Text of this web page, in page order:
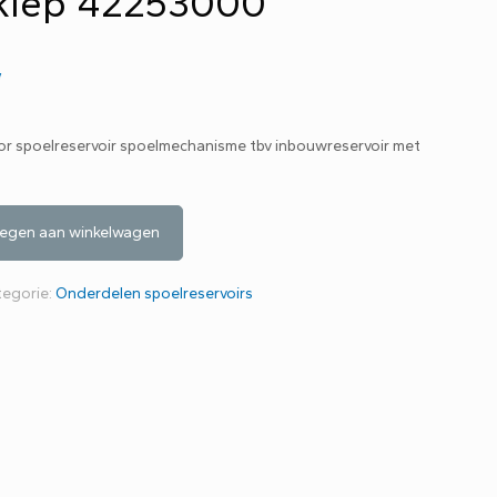
spoelreservoir spoelmechanisme tbv inbouwreservoir met
aan winkelwagen
Onderdelen spoelreservoirs